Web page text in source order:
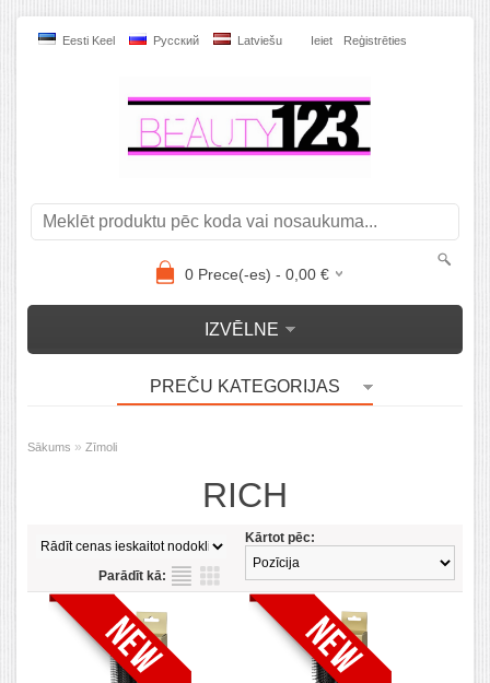
Eesti Keel Pусский Latviešu Ieiet Reģistrēties
0 Prece(-es) - 0,00 €
IZVĒLNE
PREČU KATEGORIJAS
Sākums » Zīmoli
RICH
Kārtot pēc:
Parādīt kā: